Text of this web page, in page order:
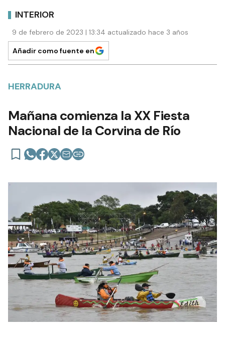
INTERIOR
9 de febrero de 2023 | 13:34 actualizado hace 3 años
Añadir como fuente en
HERRADURA
Mañana comienza la XX Fiesta
Nacional de la Corvina de Río